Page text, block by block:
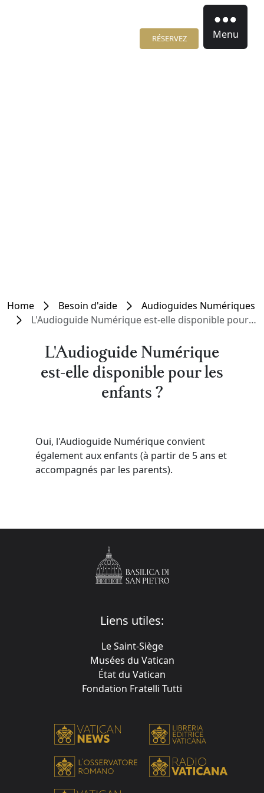
RÉSERVEZ Menu
Home Besoin d'aide
Audioguides Numériques
L'Audioguide Numérique est-elle disponible pour les enfants ?
L'Audioguide Numérique
est-elle disponible pour les
enfants ?
Oui, l'Audioguide Numérique convient
également aux enfants (à partir de 5 ans et
accompagnés par les parents).
Liens utiles:
Le Saint-Siège
Musées du Vatican
État du Vatican
Fondation Fratelli Tutti